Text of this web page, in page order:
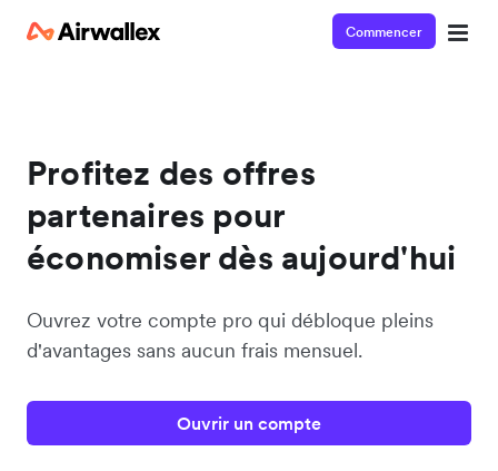
Commencer
Profitez des offres
partenaires pour
économiser dès aujourd'hui
Ouvrez votre compte pro qui débloque pleins
d'avantages sans aucun frais mensuel.
Ouvrir un compte